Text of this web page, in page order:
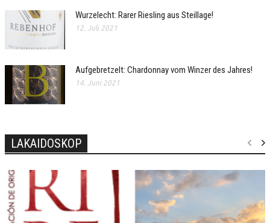
Wurzelecht: Rarer Riesling aus Steillage!
12. Juli 2021
Aufgebretzelt: Chardonnay vom Winzer des Jahres!
14. Juni 2021
LAKAIDOSKOP